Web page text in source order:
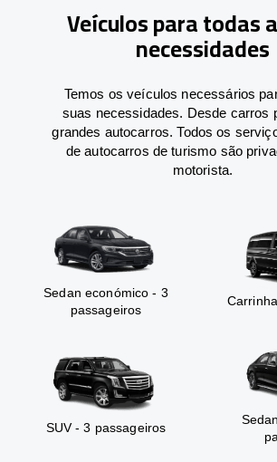
Veículos para todas
necessidades
Temos os veículos necessários
suas necessidades. Desde carros
grandes autocarros. Todos os
de autocarros de turismo são
motorista.
Sedan económico - 3
passageiros
SUV - 3 passageiros